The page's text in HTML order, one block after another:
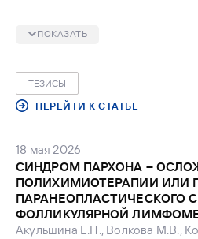
эндометриоза являются
изменения слизистой оболочки
случаях эндометриоз может стать
проблемой, поскольку у
симптомы, сходные с
кровотечение).
ПОКАЗАТЬ
ТЕЗИСЫ
ПЕРЕЙТИ К СТАТЬЕ
18 мая 2026
СИНДРОМ ПАРХОНА –
ПОЛИХИМИОТЕРАПИИ ИЛИ
ПАРАНЕОПЛАСТИЧЕСКОГО
ФОЛЛИКУЛЯРНОЙ
Акульшина Е.П., Волкова М.В.,